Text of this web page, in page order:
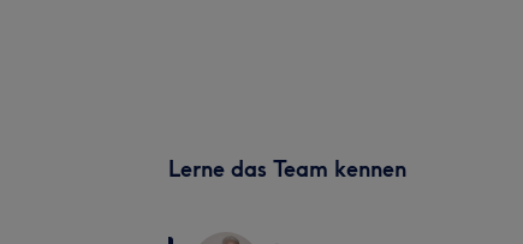
Lerne das Team kennen